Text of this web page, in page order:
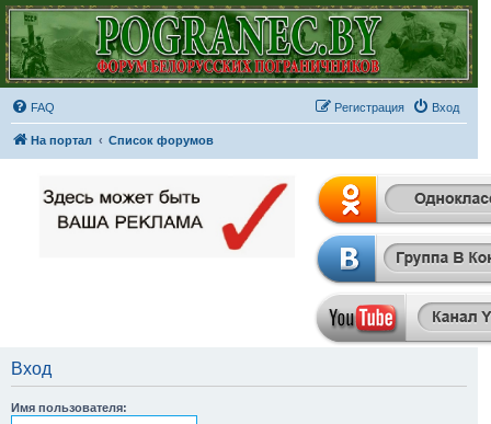
FAQ Вход
Регистрация
На портал Список форумов
Вход
Имя пользователя: